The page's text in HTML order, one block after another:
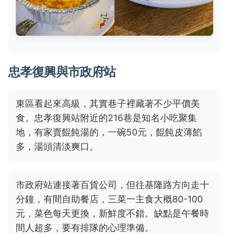
忠孝復興與市政府站
東區看起來高級，其實巷子裡藏著不少平價美
食。忠孝復興站附近的216巷是知名小吃聚集
地，有家賣餛飩湯的，一碗50元，餛飩皮薄餡
多，湯頭清淡爽口。
市政府站連接著百貨公司，但往基隆路方向走十
分鐘，有間自助餐店，三菜一主食大概80-100
元，菜色每天更換，新鮮度不錯。缺點是午餐時
間人超多，要有排隊的心理準備。